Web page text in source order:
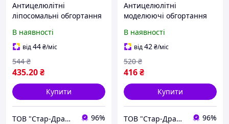
Антицелюлітні
ліпосомальні обгортання
Bandage LPD'S Slimming
В наявності
від44₴/міс
435.20₴
544 ₴
Купити
ТОВ "Стар-Драйв" 96%
Антицелюлітні
моделюючі обгортання
Hillary Niacinamide Cold
Slim
В наявності
від42₴/міс
416₴
520 ₴
Купити
ТОВ "Стар-Драйв" 96%